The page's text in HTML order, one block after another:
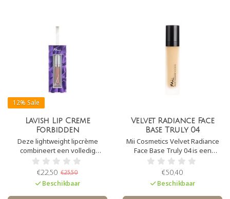
12% Sale
Lavish Lip Creme
Forbidden
Deze lightweight lipcrème
combineert een volledig
dekkende kleur met een
glamoureuze glans en
hydrateert en verzacht de
lippen, zonder afbreuk te doen
aan de houdbaarheid.
€22,50 €25,50
Beschikbaar
Velvet Radiance Face
Base Truly 04
Mii Cosmetics Velvet Radiance
Face Base Truly 04 is een
lichtgewicht foundation op
minerale basis die fijne lijntjes
verzacht en imperfecties
camoufleert. Het geeft een
natuurlijke glow aan de huid,
€50,40
Beschikbaar